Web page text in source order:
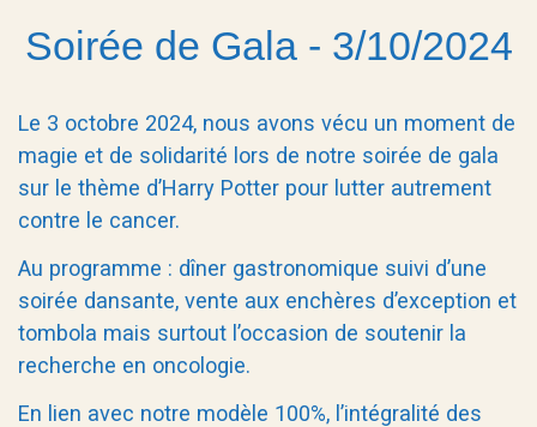
Soirée de Gala - 3/10/2024
Le 3 octobre 2024, nous avons vécu un moment de
magie et de solidarité lors de notre soirée de gala
sur le thème d’Harry Potter pour lutter autrement
contre le cancer.
Au programme : dîner gastronomique suivi d’une
soirée dansante, vente aux enchères d’exception et
tombola mais surtout l’occasion de soutenir la
recherche en oncologie.
En lien avec notre modèle 100%, l’intégralité des